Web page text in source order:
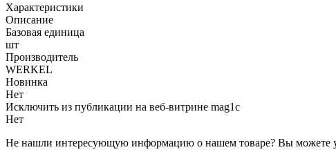
Характеристики
Описание
Базовая единица
шт
Производитель
WERKEL
Новинка
Нет
Исключить из публикации на веб-витрине mag1c
Нет
Не нашли интересующую информацию о нашем товаре? Вы можете